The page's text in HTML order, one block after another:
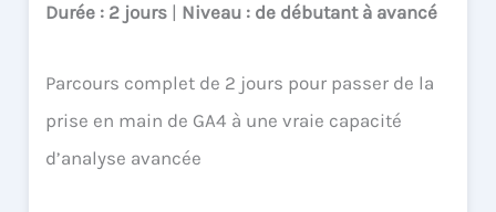
Durée : 2 jours | Niveau : de débutant à avancé
Parcours complet de 2 jours pour passer de la
prise en main de GA4 à une vraie capacité
d’analyse avancée